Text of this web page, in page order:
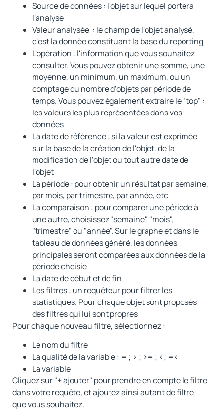
Source de données : l'objet sur lequel portera
l'analyse
Valeur analysée : le champ de l'objet analysé,
c'est la donnée constituant la base du reporting
L'opération : l'information que vous souhaitez
consulter. Vous pouvez obtenir une somme, une
moyenne, un minimum, un maximum, ou un
comptage du nombre d'objets par période de
temps. Vous pouvez également extraire le "top" :
les valeurs les plus représentées dans vos
données
La date de référence : si la valeur est exprimée
sur la base de la création de l'objet, de la
modification de l'objet ou tout autre date de
l'objet
La période : pour obtenir un résultat par semaine,
par mois, par trimestre, par année, etc
La comparaison : pour comparer une période à
une autre, choisissez "semaine", "mois",
"trimestre" ou "année". Sur le graphe et dans le
tableau de données généré, les données
principales seront comparées aux données de la
période choisie
La date de début et de fin
Les filtres : un requêteur pour filtrer les
statistiques. Pour chaque objet sont proposés
des filtres qui lui sont propres
Pour chaque nouveau filtre, sélectionnez :
Le nom du filtre
La qualité de la variable : = ; > ; >= ; <; =<
La variable
Cliquez sur "+ ajouter" pour prendre en compte le filtre
dans votre requête, et ajoutez ainsi autant de filtre
que vous souhaitez.